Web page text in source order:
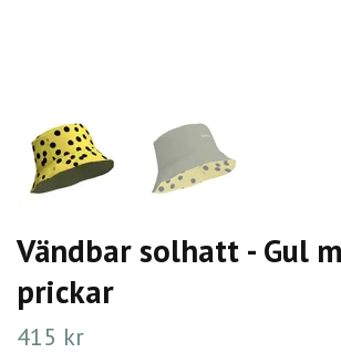
Vändbar solhatt - Gul
prickar
415 kr